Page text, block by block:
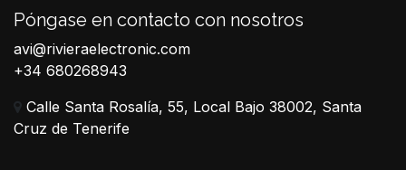
Póngase en contacto con nosotros
avi@rivieraelectronic.com
+34 680268943
Calle Santa Rosalía, 55, Local Bajo 38002, Santa
Cruz de Tenerife